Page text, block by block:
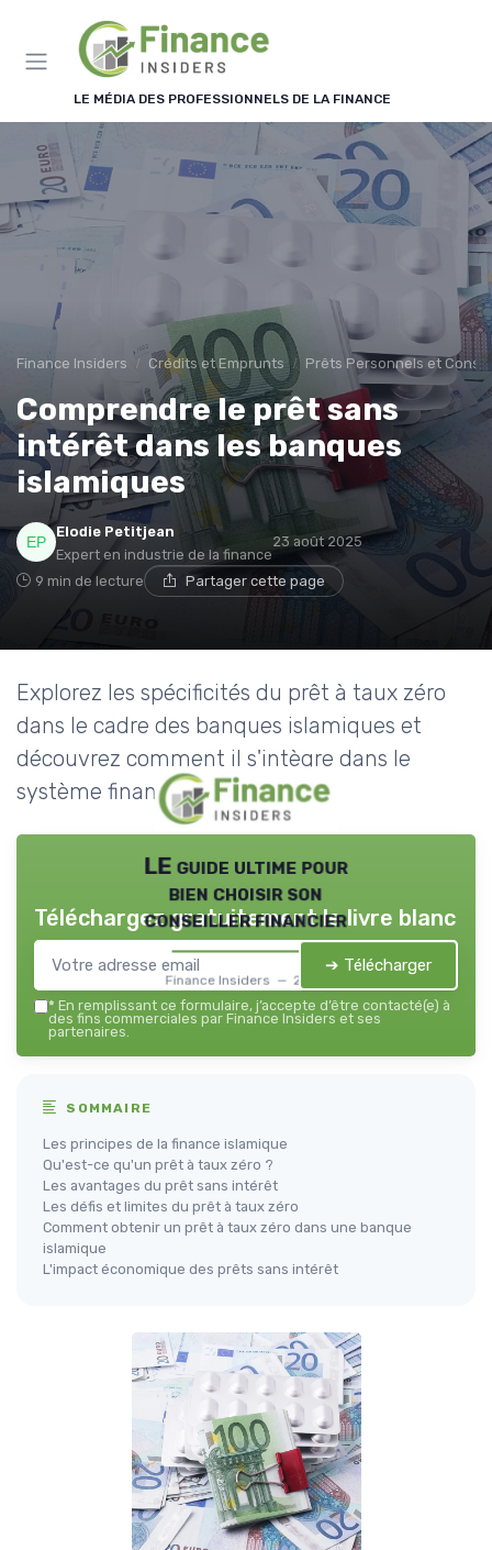
LE MÉDIA DES PROFESSIONNELS DE LA FINANCE
Finance Insiders Crédits et Emprunts Prêts Personnels et
Comprendre le prêt sans
intérêt dans les banques
islamiques
Elodie Petitjean
Expert en industrie de la finance
23 août 2025
9 min de lecture Partager cette page
Explorez les spécificités du prêt à taux zéro
dans le cadre des banques islamiques et
découvrez comment il s'intègre dans le
système financier islamique.
LE guide ultime pour
bien choisir son
conseiller financier
Finance Insiders — 2026
Téléchargez gratuitement le livre blanc
➔ Télécharger
* En remplissant ce formulaire, j’accepte d’être contacté(e) à
des fins commerciales par Finance Insiders et ses
partenaires.
SOMMAIRE
Les principes de la finance islamique
Qu'est-ce qu'un prêt à taux zéro ?
Les avantages du prêt sans intérêt
Les défis et limites du prêt à taux zéro
Comment obtenir un prêt à taux zéro dans une banque
islamique
L'impact économique des prêts sans intérêt